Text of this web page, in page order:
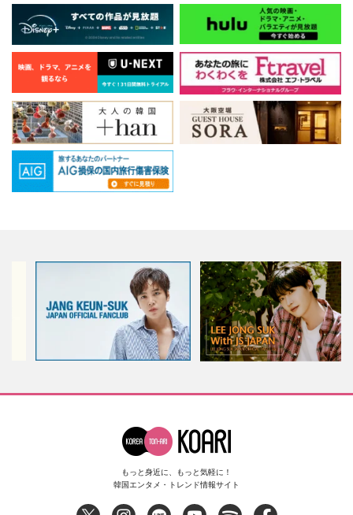
もっと身近に、もっと気軽に！
韓国エンタメ・トレンド情報サイト